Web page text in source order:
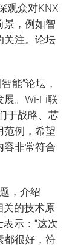
观众对KNX
景，例如智
关注。论坛
能”论坛，
。Wi-Fi联
于战略、芯
范例，希望
容非常符合
，介绍
关的技术原
示：“这次
都很好，符